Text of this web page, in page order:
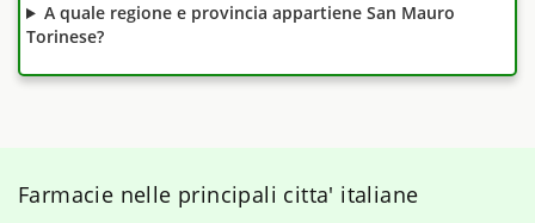
A quale regione e provincia appartiene San Mauro
Torinese?
Farmacie nelle principali citta' italiane